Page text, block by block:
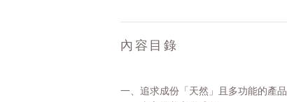
內容目錄
一、追求成份「天然」且多功能的產品